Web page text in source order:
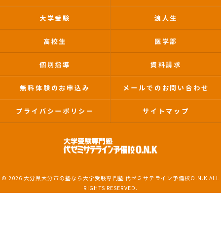
大学受験 浪人生
高校生 医学部
個別指導 資料請求
無料体験のお申込み メールでのお問い合わせ
プライバシーポリシー サイトマップ
© 2026 大分県大分市の塾なら大学受験専門塾 代ゼミサテライン予備校O.N.K ALL
RIGHTS RESERVED.